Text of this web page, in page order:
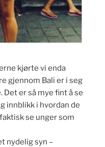
kjørte vi enda
gjennom Bali er i seg
er så mye fint å se
innblikk i hvordan de
se unger som
nydelig syn –